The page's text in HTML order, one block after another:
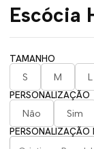
Escócia
TAMANHO
S
M L
PERSONALIZAÇÃO
Não
Sim
PERSONALIZAÇÃO